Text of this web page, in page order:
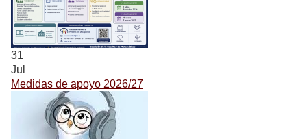
31
Jul
Medidas de apoyo 2026/27